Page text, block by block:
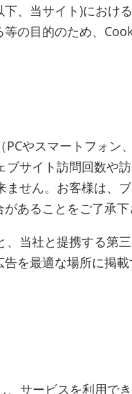
当サイト)における
の目的のため、
やスマートフォン
サイト訪問回数や
せん。お客様は、
あることをご了承下
当社と提携する第
を最適な場所に掲
サービスを利用で